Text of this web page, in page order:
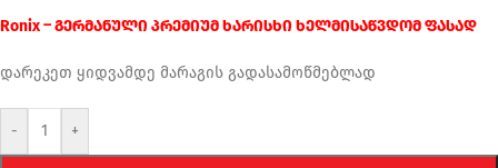
Ronix – გერმანული პრემიუმ ხარისხი ხელმისაწვდომ ფასად
დარეკეთ ყიდვამდე მარაგის გადასამოწმებლად
- +